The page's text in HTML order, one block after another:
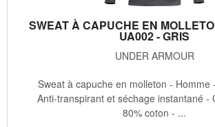
SWEAT À CAPUCHE EN
UA002 - GRIS
UNDER ARMOUR
Sweat à capuche en molleton - Homme
Anti-transpirant et séchage instantané -
80% coton - ...